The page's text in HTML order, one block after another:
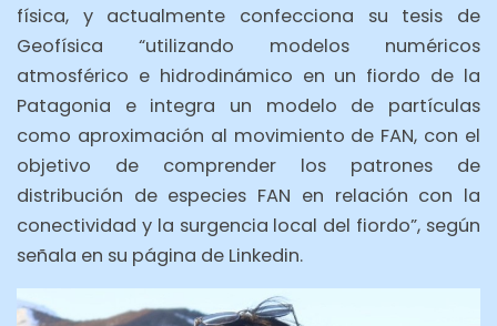
física, y actualmente confecciona su tesis de
Geofísica “utilizando modelos numéricos
atmosférico e hidrodinámico en un fiordo de la
Patagonia e integra un modelo de partículas
como aproximación al movimiento de FAN, con el
objetivo de comprender los patrones de
distribución de especies FAN en relación con la
conectividad y la surgencia local del fiordo”, según
señala en su página de Linkedin.